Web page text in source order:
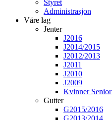
Styret
Administrasjon
Våre lag
Jenter
J2016
J2014/2015
J2012/2013
J2011
J2010
J2009
Kvinner Senior
Gutter
G2015/2016
G2013/2014